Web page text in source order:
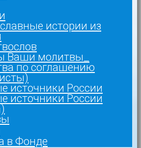
истории из
Ваши молитвы_
по соглашению
источники России
источники России
в Фонде